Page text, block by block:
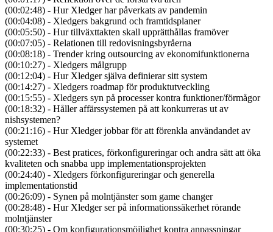
(00:02:48) - Hur Xledger har påverkats av pandemin
(00:04:08) - Xledgers bakgrund och framtidsplaner
(00:05:50) - Hur tillväxttakten skall upprätthållas framöver
(00:07:05) - Relationen till redovisningsbyråerna
(00:08:18) - Trender kring outsourcing av ekonomifunktionerna
(00:10:27) - Xledgers målgrupp
(00:12:04) - Hur Xledger själva definierar sitt system
(00:14:27) - Xledgers roadmap för produktutveckling
(00:15:55) - Xledgers syn på processer kontra funktioner/förmågor
(00:18:32) - Håller affärssystemen på att konkurreras ut av
nishsystemen?
(00:21:16) - Hur Xledger jobbar för att förenkla användandet av
systemet
(00:22:33) - Best pratices, förkonfigureringar och andra sätt att öka
kvaliteten och snabba upp implementationsprojekten
(00:24:40) - Xledgers förkonfigureringar och generella
implementationstid
(00:26:09) - Synen på molntjänster som game changer
(00:28:48) - Hur Xledger ser på informationssäkerhet rörande
molntjänster
(00:30:25) - Om konfigurationsmöjlighet kontra anpassningar